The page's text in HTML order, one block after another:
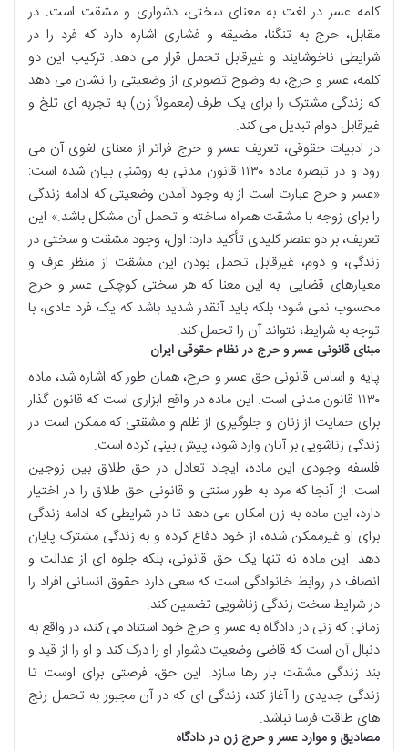
کلمه عسر در لغت به معنای سختی، دشواری و مشقت است. در
مقابل، حرج به تنگنا، مضیقه و فشاری اشاره دارد که فرد را در
شرایطی ناخوشایند و غیرقابل تحمل قرار می دهد. ترکیب این دو
کلمه، عسر و حرج، به وضوح تصویری از وضعیتی را نشان می دهد
که زندگی مشترک را برای یک طرف (معمولاً زن) به تجربه ای تلخ و
غیرقابل دوام تبدیل می کند.
در ادبیات حقوقی، تعریف عسر و حرج فراتر از معنای لغوی آن می
رود و در تبصره ماده ۱۱۳۰ قانون مدنی به روشنی بیان شده است:
«عسر و حرج عبارت است از به وجود آمدن وضعیتی که ادامه زندگی
را برای زوجه با مشقت همراه ساخته و تحمل آن مشکل باشد.» این
تعریف، بر دو عنصر کلیدی تأکید دارد: اول، وجود مشقت و سختی در
زندگی، و دوم، غیرقابل تحمل بودن این مشقت از منظر عرف و
معیارهای قضایی. به این معنا که هر سختی کوچکی عسر و حرج
محسوب نمی شود؛ بلکه باید آنقدر شدید باشد که یک فرد عادی، با
توجه به شرایط، نتواند آن را تحمل کند.
مبنای قانونی عسر و حرج در نظام حقوقی ایران
پایه و اساس قانونی حق عسر و حرج، همان طور که اشاره شد، ماده
۱۱۳۰ قانون مدنی است. این ماده در واقع ابزاری است که قانون گذار
برای حمایت از زنان و جلوگیری از ظلم و مشقتی که ممکن است در
زندگی زناشویی بر آنان وارد شود، پیش بینی کرده است.
فلسفه وجودی این ماده، ایجاد تعادل در حق طلاق بین زوجین
است. از آنجا که مرد به طور سنتی و قانونی حق طلاق را در اختیار
دارد، این ماده به زن امکان می دهد تا در شرایطی که ادامه زندگی
برای او غیرممکن شده، از خود دفاع کرده و به زندگی مشترک پایان
دهد. این ماده نه تنها یک حق قانونی، بلکه جلوه ای از عدالت و
انصاف در روابط خانوادگی است که سعی دارد حقوق انسانی افراد را
در شرایط سخت زندگی زناشویی تضمین کند.
زمانی که زنی در دادگاه به عسر و حرج خود استناد می کند، در واقع به
دنبال آن است که قاضی وضعیت دشوار او را درک کند و او را از قید و
بند زندگی مشقت بار رها سازد. این حق، فرصتی برای اوست تا
زندگی جدیدی را آغاز کند، زندگی ای که در آن مجبور به تحمل رنج
های طاقت فرسا نباشد.
مصادیق و موارد عسر و حرج زن در دادگاه